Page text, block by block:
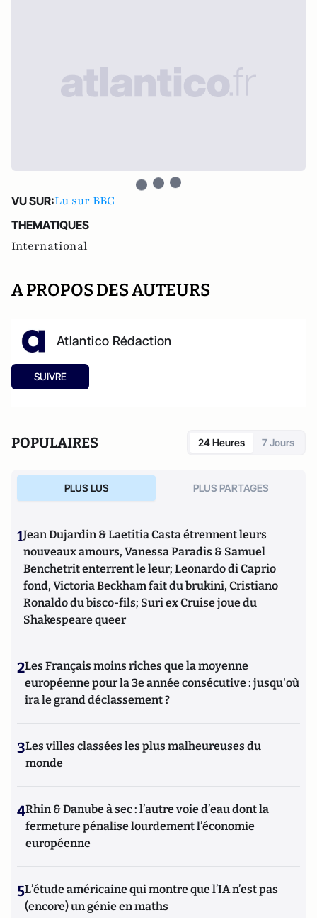
VU SUR:Lu sur BBC
THEMATIQUES
International
A PROPOS DES AUTEURS
Atlantico Rédaction
SUIVRE
POPULAIRES 24 Heures 7 Jours
PLUS LUS PLUS PARTAGES
1Jean Dujardin & Laetitia Casta étrennent leurs
nouveaux amours, Vanessa Paradis & Samuel
Benchetrit enterrent le leur; Leonardo di Caprio
fond, Victoria Beckham fait du brukini, Cristiano
Ronaldo du bisco-fils; Suri ex Cruise joue du
Shakespeare queer
2Les Français moins riches que la moyenne
européenne pour la 3e année consécutive : jusqu'où
ira le grand déclassement ?
3Les villes classées les plus malheureuses du
monde
4Rhin & Danube à sec : l’autre voie d’eau dont la
fermeture pénalise lourdement l’économie
européenne
5L’étude américaine qui montre que l’IA n’est pas
(encore) un génie en maths